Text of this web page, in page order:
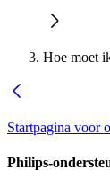
Hoe moet
Startpagina voor
Philips-